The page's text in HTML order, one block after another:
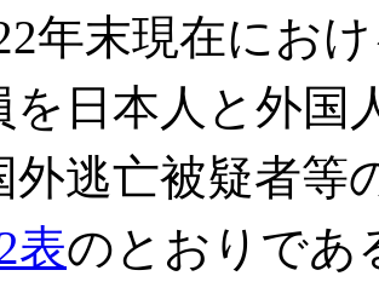
年末現在にお
を日本人と外国
外逃亡被疑者等
表のとおりであ